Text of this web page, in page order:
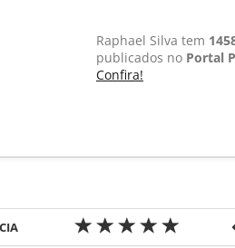
Raphael Silva tem
publicados no Portal
Confira!